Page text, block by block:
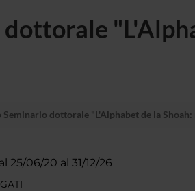
Seminario dottorale "L'Alphabet de la
25/06/20 al 31/12/26